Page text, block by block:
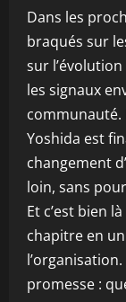
Dans les
braqués sur
sur
les signaux
communauté.
Yoshida est
changement
loin, sans
Et c’est bien
chapitre en
promesse :